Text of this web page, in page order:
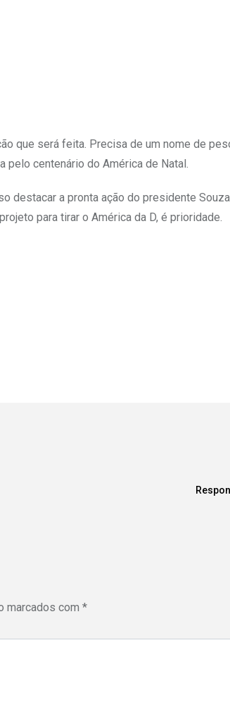
que será feita. Precisa de um nome de
centenário do América de Natal.
destacar a pronta ação do presidente
para tirar o América da D, é prioridade.
marcados com *